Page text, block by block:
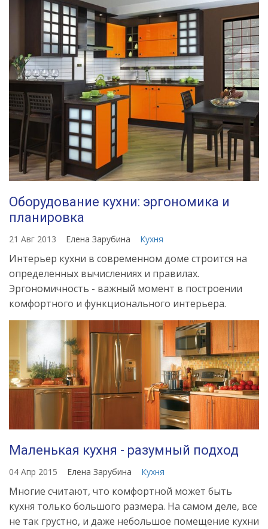
Оборудование кухни: эргономика и
планировка
21 Авг 2013 Елена Зарубина Кухня
Интерьер кухни в современном доме строится на
определенных вычислениях и правилах.
Эргономичность - важный момент в построении
комфортного и функционального интерьера.
Маленькая кухня - разумный подход
04 Апр 2015 Елена Зарубина Кухня
Многие считают, что комфортной может быть
кухня только большого размера. На самом деле, все
не так грустно, и даже небольшое помещение кухни